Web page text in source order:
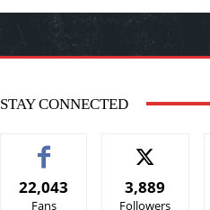
STAY CONNECTED
22,043
Fans
3,889
Followers